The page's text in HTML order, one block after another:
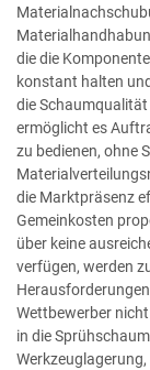
die die
konstant halten
die
ermöglicht es
zu bedienen, ohne
die Marktpräsenz
Gemeinkosten
über keine
verfügen, werden
Wettbewerber
in die